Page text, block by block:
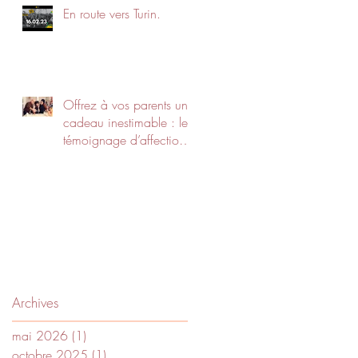
En route vers Turin.
Offrez à vos parents un
cadeau inestimable : le
témoignage d’affection
Archives
mai 2026 (1)